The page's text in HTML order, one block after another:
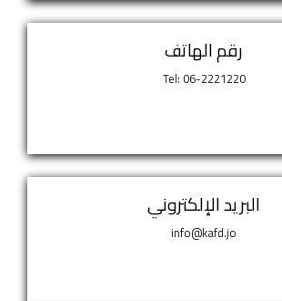
رقم الهاتف
Tel: 06-2221220
البريد الإلكتروني
info@kafd.jo